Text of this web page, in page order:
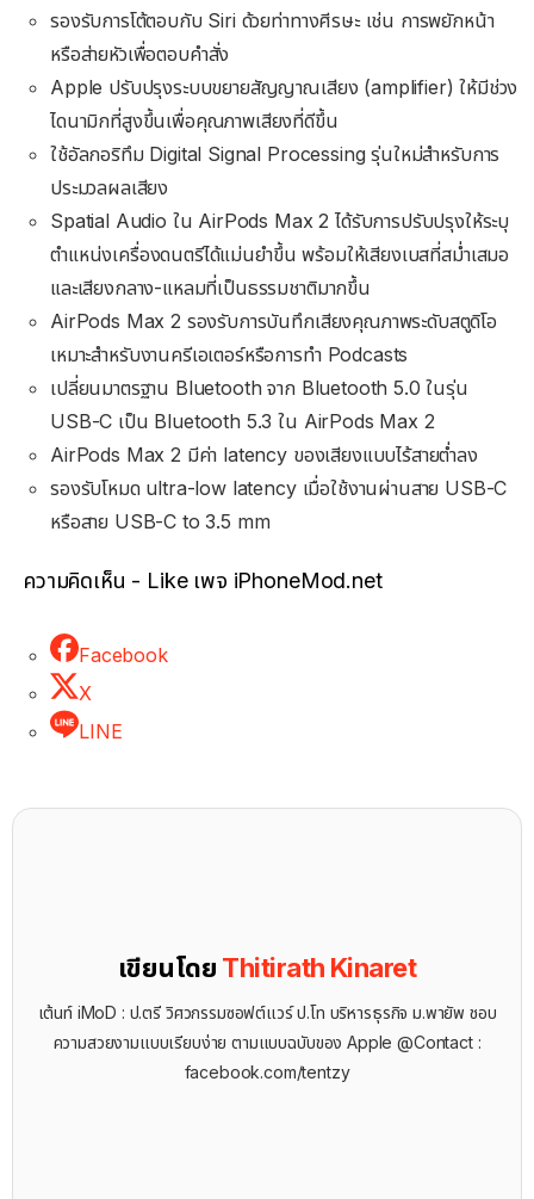
รองรับการโต้ตอบกับ Siri ด้วยท่าทางศีรษะ เช่น การพยักหน้า
หรือส่ายหัวเพื่อตอบคำสั่ง
Apple ปรับปรุงระบบขยายสัญญาณเสียง (amplifier) ให้มีช่วง
ไดนามิกที่สูงขึ้นเพื่อคุณภาพเสียงที่ดีขึ้น
ใช้อัลกอริทึม Digital Signal Processing รุ่นใหม่สำหรับการ
ประมวลผลเสียง
Spatial Audio ใน AirPods Max 2 ได้รับการปรับปรุงให้ระบุ
ตำแหน่งเครื่องดนตรีได้แม่นยำขึ้น พร้อมให้เสียงเบสที่สม่ำเสมอ
และเสียงกลาง-แหลมที่เป็นธรรมชาติมากขึ้น
AirPods Max 2 รองรับการบันทึกเสียงคุณภาพระดับสตูดิโอ
เหมาะสำหรับงานครีเอเตอร์หรือการทำ Podcasts
เปลี่ยนมาตรฐาน Bluetooth จาก Bluetooth 5.0 ในรุ่น
USB-C เป็น Bluetooth 5.3 ใน AirPods Max 2
AirPods Max 2 มีค่า latency ของเสียงแบบไร้สายต่ำลง
รองรับโหมด ultra-low latency เมื่อใช้งานผ่านสาย USB-C
หรือสาย USB-C to 3.5 mm
ความคิดเห็น - Like เพจ iPhoneMod.net
Facebook
X
LINE
เขียนโดย Thitirath Kinaret
เต้นท์ iMoD : ป.ตรี วิศวกรรมซอฟต์แวร์ ป.โท บริหารธุรกิจ ม.พายัพ ชอบ
ความสวยงามแบบเรียบง่าย ตามแบบฉบับของ Apple @Contact :
facebook.com/tentzy